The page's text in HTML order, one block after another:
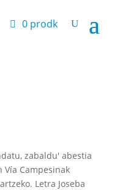
0 prodk
zabaldu' abestia
Campesinak
Letra Joseba